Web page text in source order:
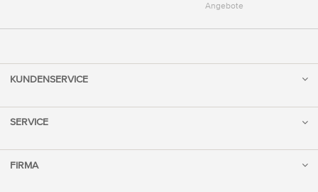
Angebote
KUNDENSERVICE
SERVICE
FIRMA